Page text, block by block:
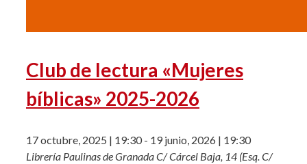
Club de lectura «Mujeres
bíblicas» 2025-2026
17 octubre, 2025 | 19:30- 19 junio, 2026 | 19:30
Librería Paulinas de GranadaC/ Cárcel Baja, 14 (Esq. C/